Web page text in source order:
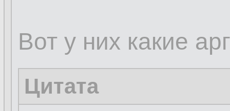
Вот у них какие
Цитата